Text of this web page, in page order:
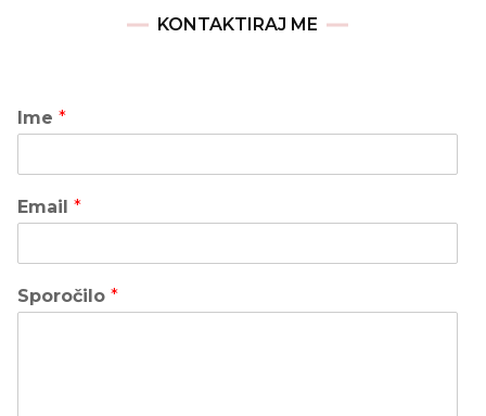
KONTAKTIRAJ ME
Ime *
Email *
Sporočilo *